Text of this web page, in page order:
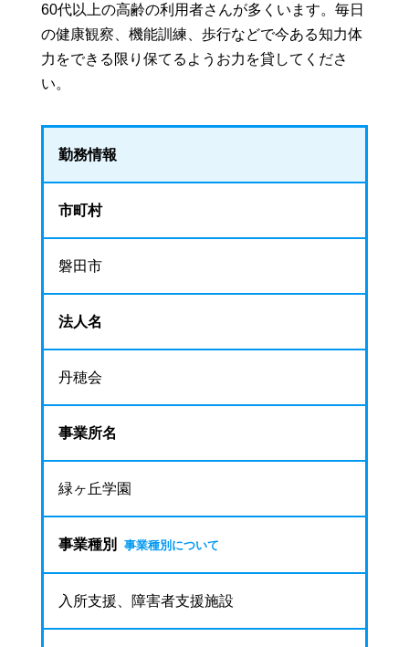
60代以上の高齢の利用者さんが多くいます。毎日
の健康観察、機能訓練、歩行などで今ある知力体
力をできる限り保てるようお力を貸してくださ
い。
勤務情報
市町村
磐田市
法人名
丹穂会
事業所名
緑ヶ丘学園
事業種別 事業種別について
入所支援、障害者支援施設